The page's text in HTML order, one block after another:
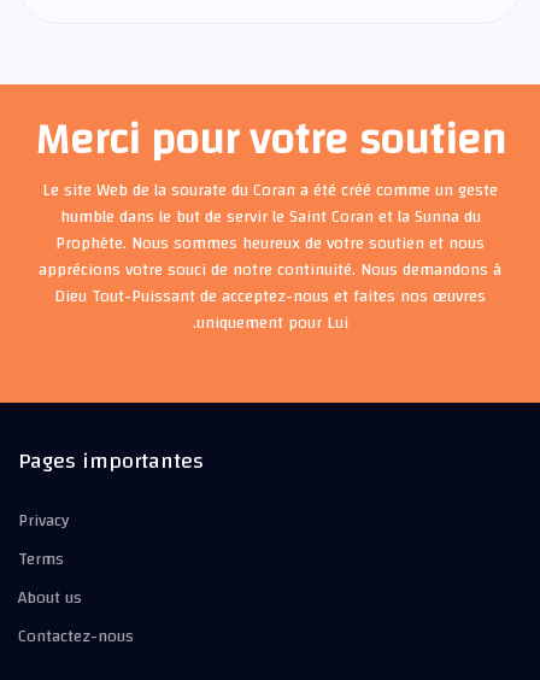
Merci pour votre soutien
Le site Web de la sourate du Coran a été créé comme un geste
humble dans le but de servir le Saint Coran et la Sunna du
Prophète. Nous sommes heureux de votre soutien et nous
apprécions votre souci de notre continuité. Nous demandons à
Dieu Tout-Puissant de acceptez-nous et faites nos œuvres
uniquement pour Lui.
Pages importantes
Privacy
Terms
About us
Contactez-nous